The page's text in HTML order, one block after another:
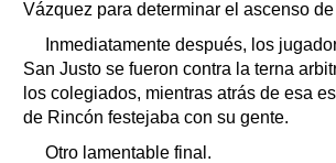
Vázquez para determinar el ascenso
Inmediatamente después, los
San Justo se fueron contra la terna
los colegiados, mientras atrás de esa
de Rincón festejaba con su gente.
Otro lamentable final.